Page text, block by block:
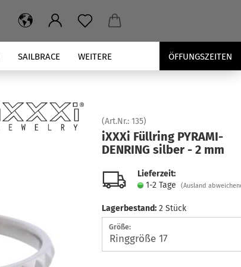
SAILBRACE ÖFFUNGSZEITEN
WEITERE
(Art.Nr.: 135)
iXXXi Füll­ring PY­RA­MI­
DEN­RING sil­ber - 2 mm
Lieferzeit:
1-2 Tage
(Ausland
Lagerbestand: 2 Stück
Größe: